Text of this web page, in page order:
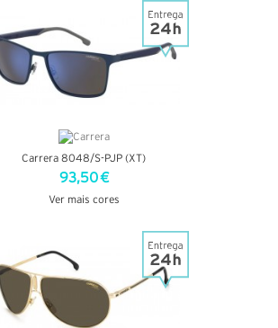
Carrera 8048/S-PJP (XT)
93,50 €
Ver mais cores